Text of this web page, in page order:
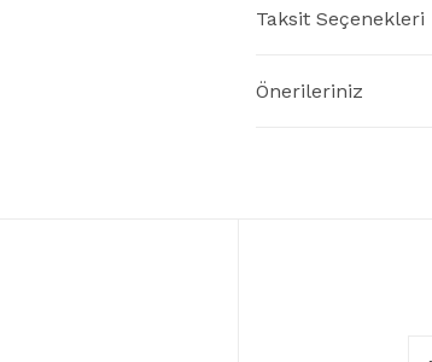
Taksit Seçenekleri
Önerileriniz